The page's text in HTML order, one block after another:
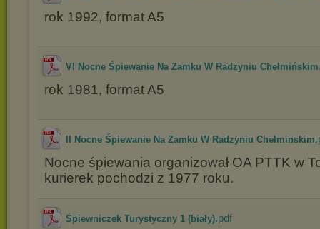
rok 1992, format A5
VI Nocne Śpiewanie Na Zamku W Radzyniu Chełmińskim
rok 1981, format A5
II Nocne Śpiewanie Na Zamku W Radzyniu Chełminskim
Nocne śpiewania organizował OA PTTK w
kurierek pochodzi z 1977 roku.
Śpiewniczek Turystyczny 1 (biały).pdf